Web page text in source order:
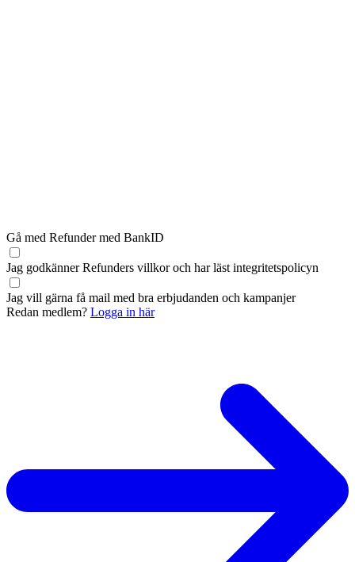
Gå med Refunder med BankID
Jag godkänner Refunders villkoroch har läst integritetspolicyn
Jag vill gärna få mail med bra erbjudanden och kampanjer
Redan medlem? Logga in här